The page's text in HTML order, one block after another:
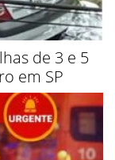
de 3 e 5
em SP